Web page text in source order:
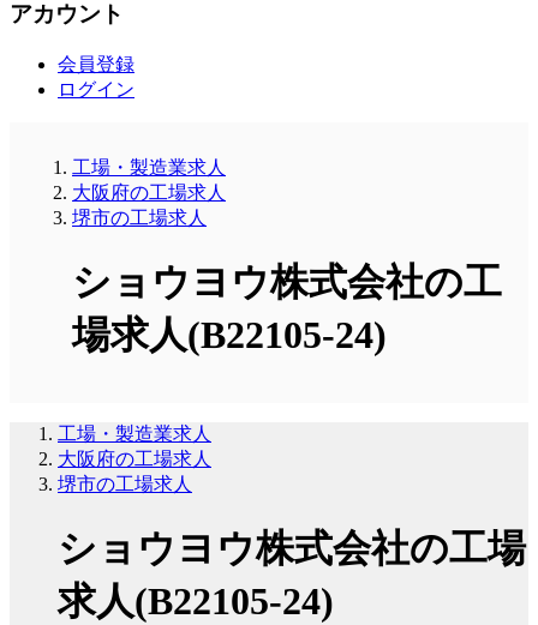
アカウント
会員登録
ログイン
工場・製造業求人
大阪府の工場求人
堺市の工場求人
ショウヨウ株式会社の工
場求人(B22105-24)
工場・製造業求人
大阪府の工場求人
堺市の工場求人
ショウヨウ株式会社の工場
求人(B22105-24)